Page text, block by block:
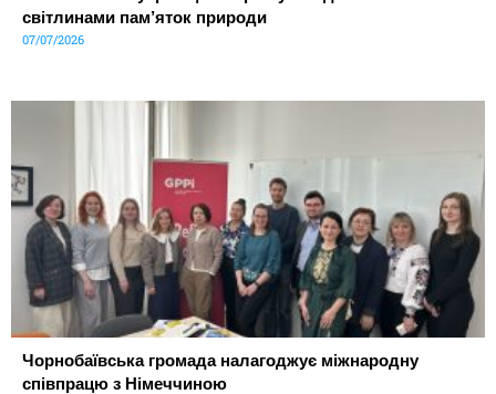
світлинами пам’яток природи
07/07/2026
Чорнобаївська громада налагоджує міжнародну
співпрацю з Німеччиною